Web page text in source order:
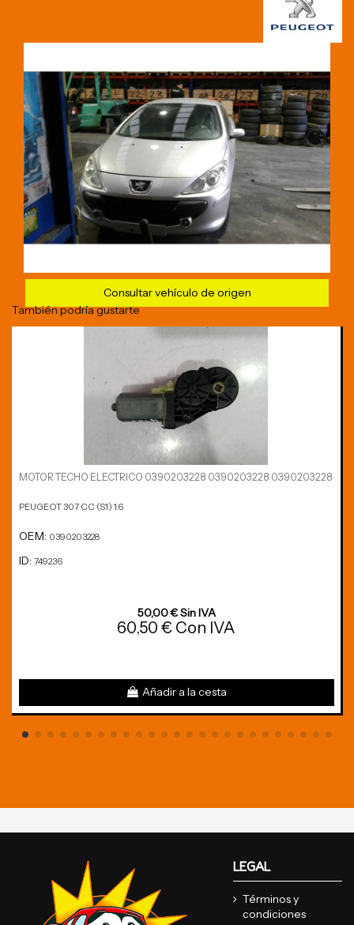
Consultar vehículo de origen
También podría gustarte
MOTOR TECHO ELECTRICO 0390203228 0390203228 0390203228
PEUGEOT 307 CC (S1) 1.6
OEM: 0390203228
ID: 749236
50,00 € Sin IVA
60,50 € Con IVA
Añadir a la cesta
LEGAL
Términos y
condiciones